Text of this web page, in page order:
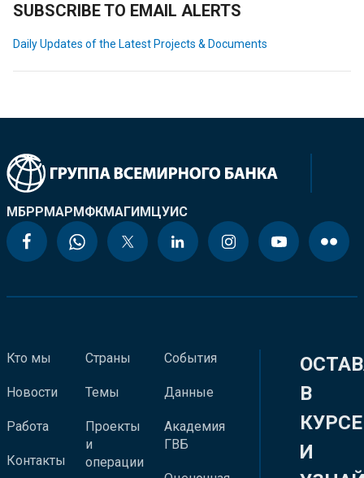
SUBSCRIBE TO EMAIL ALERTS
Daily Updates of the Latest Projects & Documents
МБРРМАРМФКМАГИМЦУИС
Кто мы
Новости
Работа
Контакты
Страны
Темы
Проекты
и
операции
События
Данные
Академия
ГВБ
В
КУРСЕ
И